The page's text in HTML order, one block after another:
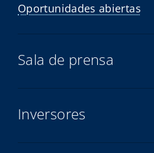
Oportunidades abiertas
Sala de prensa
Inversores